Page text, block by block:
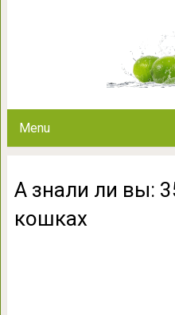
Menu
А знали ли вы:
кошках